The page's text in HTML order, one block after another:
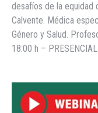
desafíos de la equidad
Calvente. Médica
Género y Salud.
18:00 h –